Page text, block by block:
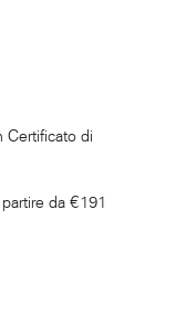
Certificato di
da €191